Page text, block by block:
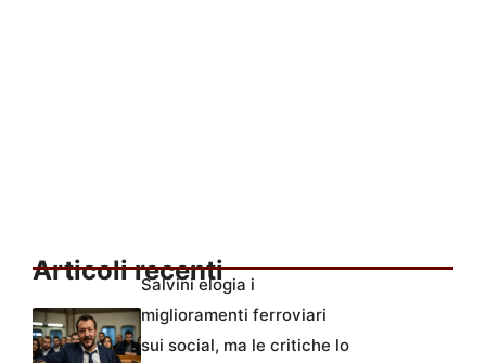
Articoli recenti
Salvini elogia i
miglioramenti ferroviari
sui social, ma le critiche lo